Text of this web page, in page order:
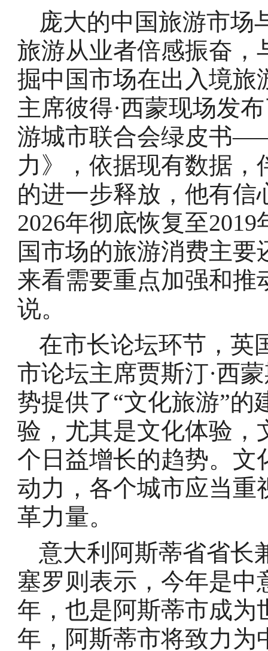
庞大的中国旅游市场
旅游从业者倍感振奋，
掘中国市场在出入境旅
主席彼得·西蒙现场发
游城市联合会绿皮书
力》，依据现有数据
的进一步释放，他有
2026年彻底恢复至
国市场的旅游消费主
来看需要重点加强和推
说。
在市长论坛环节，英
市论坛主席贾斯汀·西
势提供了“文化旅游”
验，尤其是文化体验，
个日益增长的趋势。文
动力，各个城市应当重
革力量。
意大利阿斯蒂省省长
塞罗则表示，今年是中
年，也是阿斯蒂市成为
年，阿斯蒂市将致力为